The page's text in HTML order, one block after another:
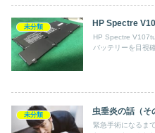
未分類 HP Spectre
HP Spectre
バッテリーを目視
未分類 虫垂炎の話（そ
緊急手術になるま